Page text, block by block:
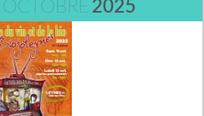
OCTOBRE 2025